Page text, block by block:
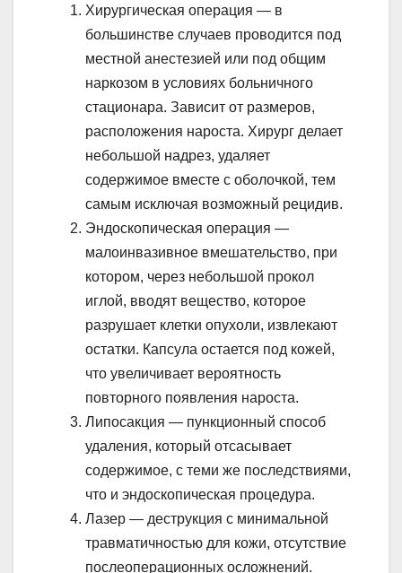
Хирургическая операция — в
большинстве случаев проводится под
местной анестезией или под общим
наркозом в условиях больничного
стационара. Зависит от размеров,
расположения нароста. Хирург делает
небольшой надрез, удаляет
содержимое вместе с оболочкой, тем
самым исключая возможный рецидив.
Эндоскопическая операция —
малоинвазивное вмешательство, при
котором, через небольшой прокол
иглой, вводят вещество, которое
разрушает клетки опухоли, извлекают
остатки. Капсула остается под кожей,
что увеличивает вероятность
повторного появления нароста.
Липосакция — пункционный способ
удаления, который отсасывает
содержимое, с теми же последствиями,
что и эндоскопическая процедура.
Лазер — деструкция с минимальной
травматичностью для кожи, отсутствие
послеоперационных осложнений.